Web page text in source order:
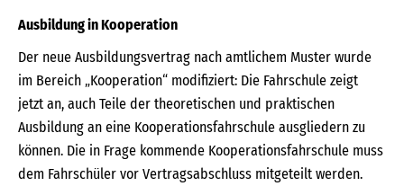
Ausbildung in Kooperation
Der neue Ausbildungsvertrag nach amtlichem Muster wurde
im Bereich „Kooperation“ modifiziert: Die Fahrschule zeigt
jetzt an, auch Teile der theoretischen und praktischen
Ausbildung an eine Kooperationsfahrschule ausgliedern zu
können. Die in Frage kommende Kooperationsfahrschule muss
dem Fahrschüler vor Vertragsabschluss mitgeteilt werden.